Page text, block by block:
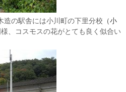
造の駅舎には小川町の下里分校 （小
様、コスモスの花がとても良く似合い